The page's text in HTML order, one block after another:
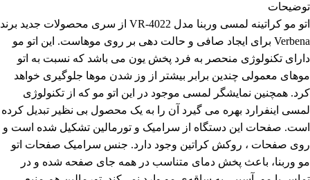
توضیحات
اتو مو کراتینه لمسی وربنا مدل VR-4022 از سری محصولات جدید برند
Verbena برای ایجاد صافی و حالت دهی بر روی موهاست. این اتو مو
دارای تکنولوژی منحصر به فرد پخش یون می باشد که نسبت به اتو
موهای معمولی چندین برابر بیشتر از وز شدن موها جلوگیری خواهد
کرد. همچنین نمایشگر لمسی موجود در این اتو مو که از تکنولوژی
لمسی اینفرارد بهره می گیرد آن را به یک محصول بی نظیر تبدیل کرده
است. صفحات این دستگاه از سرامیک و تورمالین تشکیل شده است و
روی صفحات ، روکش کراتین وجود دارد. جنس سرامیک صفحات اتو
مو وربنا، باعث پخش دمای متناسب در همه جای صفحه شده و در